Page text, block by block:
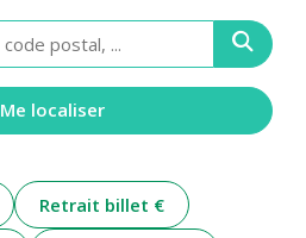
Me localiser
Retrait billet €